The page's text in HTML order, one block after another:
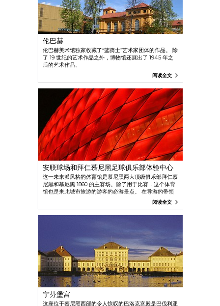
伦巴赫
伦巴赫美术馆独家收藏了“蓝骑士”艺术家团体的作品。 除
了 19 世纪的艺术作品之外，博物馆还展出了 1945 年之
后的艺术作品。
阅读全文
安联球场和拜仁慕尼黑足球俱乐部体验中心
这一未来派风格的体育馆是慕尼黑两大顶级俱乐部拜仁慕
尼黑和慕尼黑 1860 的主赛场。除了用于比赛，这个体育
馆也是来此城市旅游的游客的必游景点。 在导游的带领
下参观这个非凡的体育馆，了解比赛幕后的故事，包括球
员通道和更衣室，获得独特的体验。 在德国最大的俱乐
部博物馆拜仁慕尼黑足球俱乐部体验中心，基于相关信息
阅读全文
宁芬堡宫
这座位于慕尼黑西部的令人惊叹的巴洛克宫殿是巴伐利亚